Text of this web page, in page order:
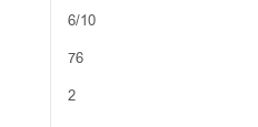
6/10
76
2